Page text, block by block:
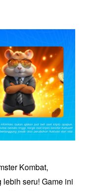
Kombat,
seru! Game ini